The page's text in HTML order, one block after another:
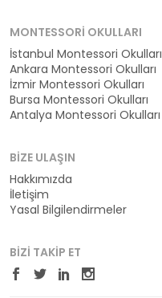
MONTESSORI OKULLARI
İstanbul Montessori Okulları
Ankara Montessori Okulları
İzmir Montessori Okulları
Bursa Montessori Okulları
Antalya Montessori Okulları
BIZE ULAŞIN
Hakkımızda
İletişim
Yasal Bilgilendirmeler
BIZI TAKIP ET